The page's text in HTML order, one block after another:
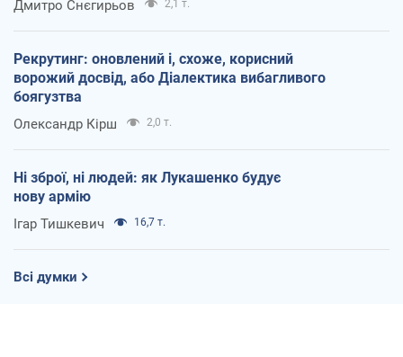
Дмитро Снєгирьов 2,1 т.
Рекрутинг: оновлений і, схоже, корисний
ворожий досвід, або Діалектика вибагливого
боягузтва
Олександр Кірш 2,0 т.
Ні зброї, ні людей: як Лукашенко будує
нову армію
Ігар Тишкевич 16,7 т.
Всі думки